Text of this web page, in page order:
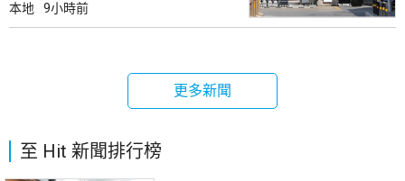
本地 9小時前
更多新聞
至 Hit 新聞排行榜